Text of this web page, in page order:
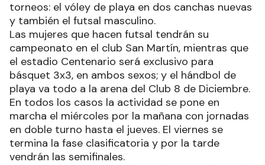
torneos: el vóley de playa en dos canchas nuevas
y también el futsal masculino.
Las mujeres que hacen futsal tendrán su
campeonato en el club San Martín, mientras que
el estadio Centenario será exclusivo para
básquet 3x3, en ambos sexos; y el hándbol de
playa va todo a la arena del Club 8 de Diciembre.
En todos los casos la actividad se pone en
marcha el miércoles por la mañana con jornadas
en doble turno hasta el jueves. El viernes se
termina la fase clasificatoria y por la tarde
vendrán las semifinales.